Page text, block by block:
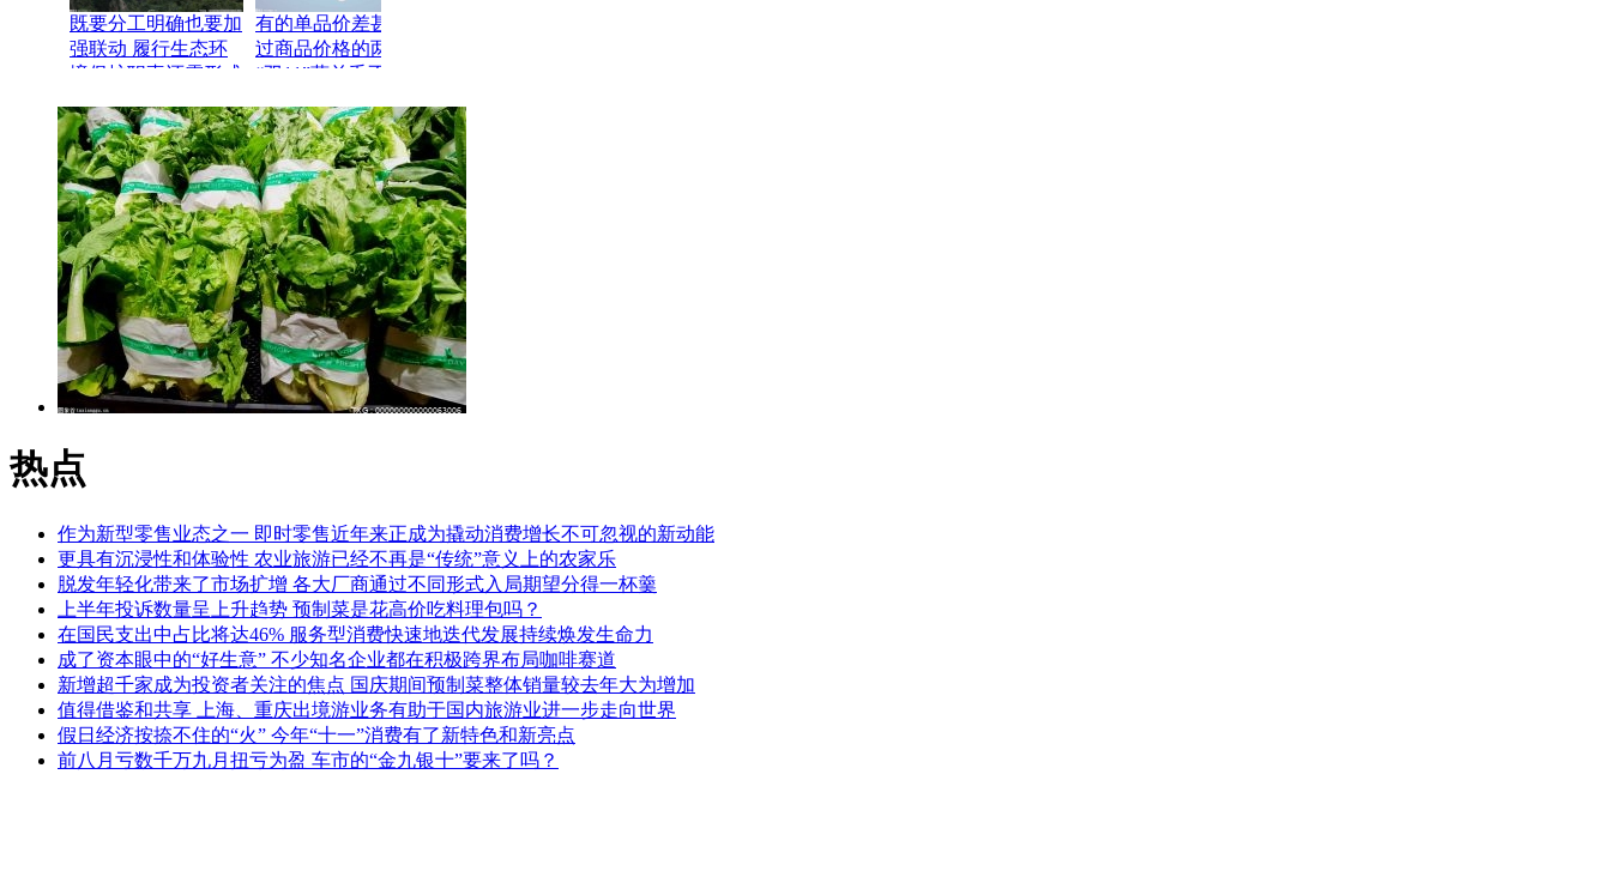
既要分工明确也要加
强联动 履行生态环
境保护职责还需形成
有的单品价差甚至超
过商品价格的两成
“双11”薅羊毛不同渠
热点
作为新型零售业态之一 即时零售近年来正成为撬动消费增长不可忽视的新动能
更具有沉浸性和体验性 农业旅游已经不再是“传统”意义上的农家乐
脱发年轻化带来了市场扩增 各大厂商通过不同形式入局期望分得一杯羹
上半年投诉数量呈上升趋势 预制菜是花高价吃料理包吗？
在国民支出中占比将达46% 服务型消费快速地迭代发展持续焕发生命力
成了资本眼中的“好生意” 不少知名企业都在积极跨界布局咖啡赛道
新增超千家成为投资者关注的焦点 国庆期间预制菜整体销量较去年大为增加
值得借鉴和共享 上海、重庆出境游业务有助于国内旅游业进一步走向世界
假日经济按捺不住的“火” 今年“十一”消费有了新特色和新亮点
前八月亏数千万九月扭亏为盈 车市的“金九银十”要来了吗？